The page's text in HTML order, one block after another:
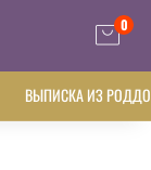
0
ВЫПИСКА ИЗ